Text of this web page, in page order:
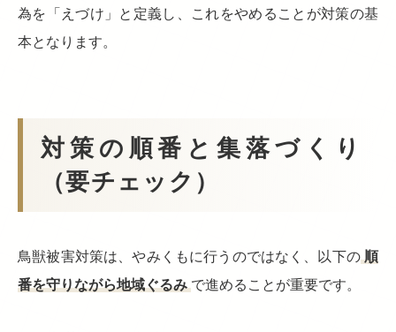
為を「えづけ」と定義し、これをやめることが対策の基
本となります。
対策の順番と集落づくり
（要チェック）
鳥獣被害対策は、やみくもに行うのではなく、以下の 順
番を守りながら地域ぐるみ で進めることが重要です。